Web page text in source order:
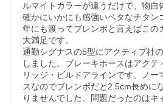
ルマイトカラーが違うだけで、物自
確かにいかにも感強いベタなチタン
年にも渡ってブレンボと言えばこの
大満足です。
通勤シグナスの5型にアクティブ社
しました。ブレーキホースはアクテ
リッジ・ビルドアラインです。ノー
スなのでブレンボだと2.5cm長めに
りませんでした。問題だったのはキ